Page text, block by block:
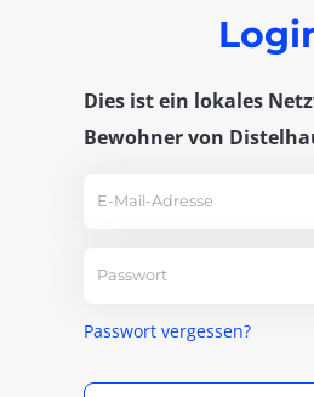
Dies ist ein lokales
Bewohner von
Passwort vergessen?